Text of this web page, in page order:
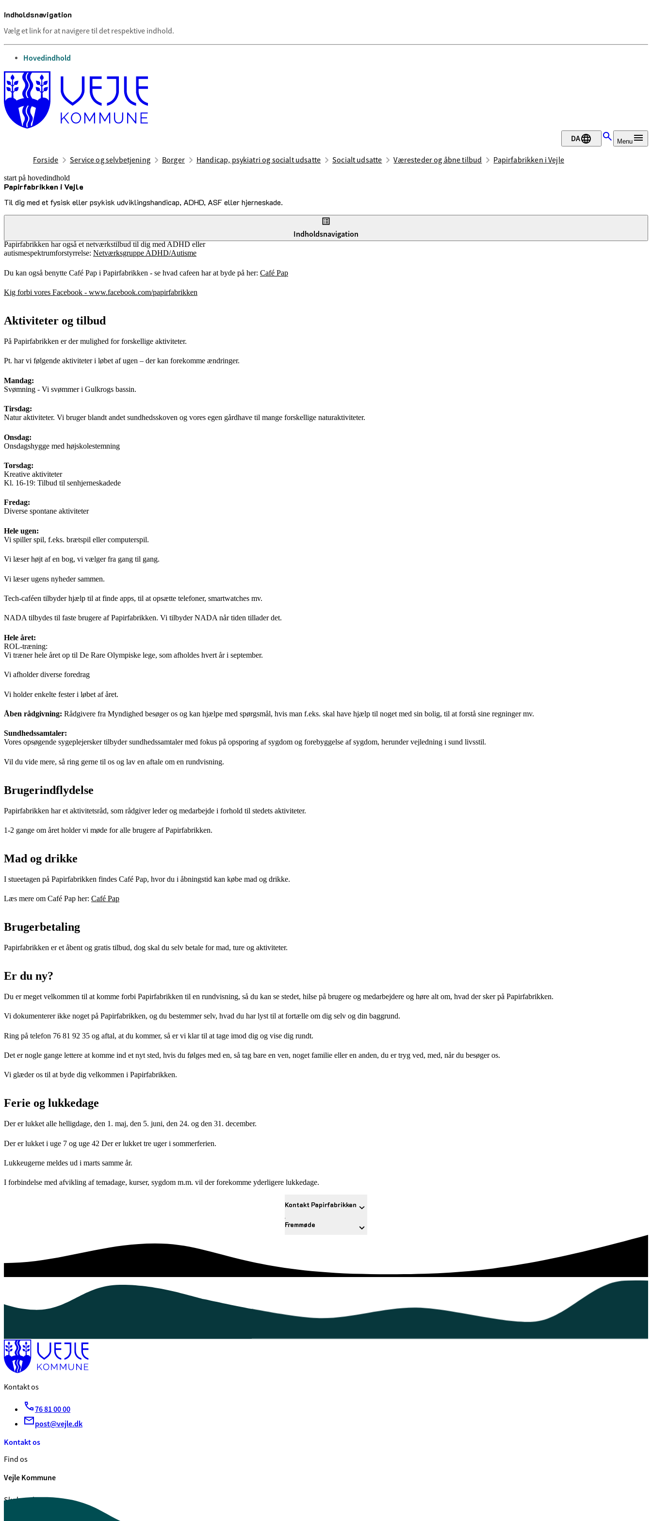
Indholdsnavigation
Vælg et link for at navigere til det respektive indhold.
gå til
Hovedindhold
DA Menu
Forside Service og selvbetjening Borger Handicap, psykiatri og socialt udsatte Socialt udsatte Væresteder og åbne tilbud Papirfabrikken i Vejle
start på hovedindhold
Papirfabrikken i Vejle
Til dig med et fysisk eller psykisk udviklingshandicap, ADHD, ASF eller hjerneskade.
senest opdateret 26. marts 2026
Indholdsnavigation
Hvis du er interesseret i Papirfabrikkens mange spændende aktiviteter og tilbud, kan du bare møde op og deltage.
Papirfabrikken har også et netværkstilbud til dig med ADHD eller
autismespektrumforstyrrelse: Netværksgruppe ADHD/Autisme
Du kan også benytte Café Pap i Papirfabrikken - se hvad cafeen har at byde på her: Café Pap
Kig forbi vores Facebook - www.facebook.com/papirfabrikken
Aktiviteter og tilbud
På Papirfabrikken er der mulighed for forskellige aktiviteter.
Pt. har vi følgende aktiviteter i løbet af ugen – der kan forekomme ændringer.
Mandag:
Svømning - Vi svømmer i Gulkrogs bassin.
Tirsdag:
Natur aktiviteter. Vi bruger blandt andet sundhedsskoven og vores egen gårdhave til mange forskellige naturaktiviteter.
Onsdag:
Onsdagshygge med højskolestemning
Torsdag:
Kreative aktiviteter
Kl. 16-19: Tilbud til senhjerneskadede
Fredag:
Diverse spontane aktiviteter
Hele ugen:
Vi spiller spil, f.eks. brætspil eller computerspil.
Vi læser højt af en bog, vi vælger fra gang til gang.
Vi læser ugens nyheder sammen.
Tech-caféen tilbyder hjælp til at finde apps, til at opsætte telefoner, smartwatches mv.
NADA tilbydes til faste brugere af Papirfabrikken. Vi tilbyder NADA når tiden tillader det.
Hele året:
ROL-træning:
Vi træner hele året op til De Rare Olympiske lege, som afholdes hvert år i september.
Vi afholder diverse foredrag
Vi holder enkelte fester i løbet af året.
Åben rådgivning: Rådgivere fra Myndighed besøger os og kan hjælpe med spørgsmål, hvis man f.eks. skal have hjælp til noget med sin bolig, til at forstå sine regninger mv.
Sundhedssamtaler:
Vores opsøgende sygeplejersker tilbyder sundhedssamtaler med fokus på opsporing af sygdom og forebyggelse af sygdom, herunder vejledning i sund livsstil.
Vil du vide mere, så ring gerne til os og lav en aftale om en rundvisning.
Brugerindflydelse
Papirfabrikken har et aktivitetsråd, som rådgiver leder og medarbejde i forhold til stedets aktiviteter.
1-2 gange om året holder vi møde for alle brugere af Papirfabrikken.
Mad og drikke
I stueetagen på Papirfabrikken findes Café Pap, hvor du i åbningstid kan købe mad og drikke.
Læs mere om Café Pap her: Café Pap
Brugerbetaling
Papirfabrikken er et åbent og gratis tilbud, dog skal du selv betale for mad, ture og aktiviteter.
Er du ny?
Du er meget velkommen til at komme forbi Papirfabrikken til en rundvisning, så du kan se stedet, hilse på brugere og medarbejdere og høre alt om, hvad der sker på Papirfabrikken.
Vi dokumenterer ikke noget på Papirfabrikken, og du bestemmer selv, hvad du har lyst til at fortælle om dig selv og din baggrund.
Ring på telefon 76 81 92 35 og aftal, at du kommer, så er vi klar til at tage imod dig og vise dig rundt.
Det er nogle gange lettere at komme ind et nyt sted, hvis du følges med en, så tag bare en ven, noget familie eller en anden, du er tryg ved, med, når du besøger os.
Vi glæder os til at byde dig velkommen i Papirfabrikken.
Ferie og lukkedage
Der er lukket alle helligdage, den 1. maj, den 5. juni, den 24. og den 31. december.
Der er lukket i uge 7 og uge 42 Der er lukket tre uger i sommerferien.
Lukkeugerne meldes ud i marts samme år.
I forbindelse med afvikling af temadage, kurser, sygdom m.m. vil der forekomme yderligere lukkedage.
Kontakt Papirfabrikken
Fremmøde
Kontakt os
76 81 00 00
post@vejle.dk
Kontakt os
Find os
Vejle Kommune
Skolegade 1